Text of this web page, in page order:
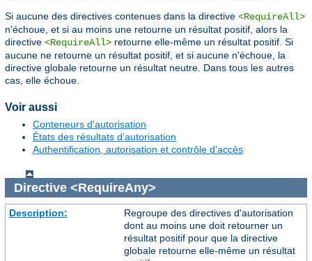
Si aucune des directives contenues dans la directive <RequireAll>
n'échoue, et si au moins une retourne un résultat positif, alors la
directive <RequireAll> retourne elle-même un résultat positif. Si
aucune ne retourne un résultat positif, et si aucune n'échoue, la
directive globale retourne un résultat neutre. Dans tous les autres
cas, elle échoue.
Voir aussi
Conteneurs d'autorisation
États des résultats d’autorisation
Authentification, autorisation et contrôle d'accès
Directive <RequireAny>
Description:
Regroupe des directives d'autorisation
dont au moins une doit retourner un
résultat positif pour que la directive
globale retourne elle-même un résultat